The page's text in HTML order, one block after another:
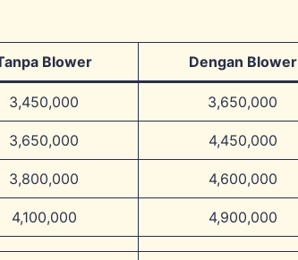
Blower Dengan Blower
3,450,000 3,650,000
3,650,000 4,450,000
3,800,000 4,600,000
4,100,000 4,900,000